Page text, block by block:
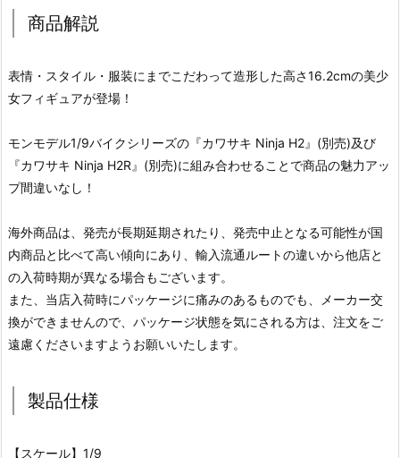
商品解説
表情・スタイル・服装にまでこだわって造形した高さ16.2cmの美少
女フィギュアが登場！
モンモデル1/9バイクシリーズの『カワサキ Ninja H2』(別売)及び
『カワサキ Ninja H2R』(別売)に組み合わせることで商品の魅力アッ
プ間違いなし！
海外商品は、発売が長期延期されたり、発売中止となる可能性が国
内商品と比べて高い傾向にあり、輸入流通ルートの違いから他店と
の入荷時期が異なる場合もございます。
また、当店入荷時にパッケージに痛みのあるものでも、メーカー交
換ができませんので、パッケージ状態を気にされる方は、注文をご
遠慮くださいますようお願いいたします。
製品仕様
【スケール】1/9